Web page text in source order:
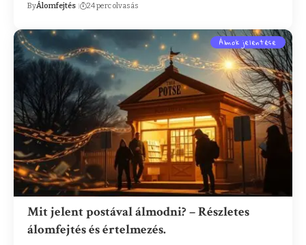
ByÁlomfejtés 24 perc olvasás
Álmok jelentése
Mit jelent postával álmodni? – Részletes
álomfejtés és értelmezés.